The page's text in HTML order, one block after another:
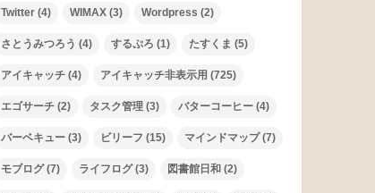
Twitter (4) WIMAX (3) Wordpress (2)
さとうみつろう (4) するぷろ (1) たすくま (5)
アイキャッチ (4) アイキャッチ非表示用 (725)
エゴサーチ (2) タスク管理 (3) バターコーヒー (4)
バーベキュー (3) ビリーフ (15) マインドマップ(7)
モブログ(7) ライフログ(3) 図書館日和 (2)